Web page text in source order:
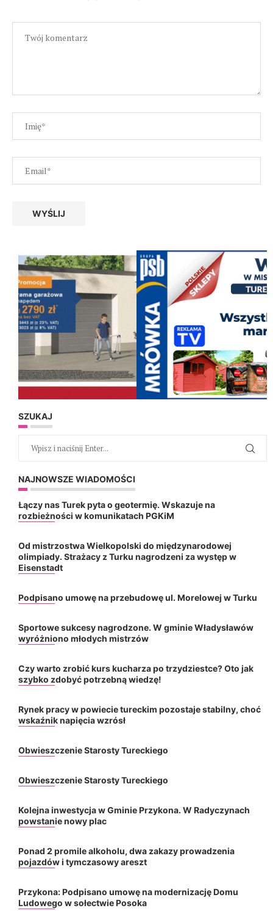
SZUKAJ
NAJNOWSZE WIADOMOŚCI
Łączy nas Turek pyta o geotermię. Wskazuje na
rozbieżności w komunikatach PGKiM
Od mistrzostwa Wielkopolski do międzynarodowej
olimpiady. Strażacy z Turku nagrodzeni za występ w
Eisenstadt
Podpisano umowę na przebudowę ul. Morelowej w Turku
Sportowe sukcesy nagrodzone. W gminie Władysławów
wyróżniono młodych mistrzów
Czy warto zrobić kurs kucharza po trzydziestce? Oto jak
szybko zdobyć potrzebną wiedzę!
Rynek pracy w powiecie tureckim pozostaje stabilny, choć
wskaźnik napięcia wzrósł
Obwieszczenie Starosty Tureckiego
Obwieszczenie Starosty Tureckiego
Kolejna inwestycja w Gminie Przykona. W Radyczynach
powstanie nowy plac
Ponad 2 promile alkoholu, dwa zakazy prowadzenia
pojazdów i tymczasowy areszt
Przykona: Podpisano umowę na modernizację Domu
Ludowego w sołectwie Posoka